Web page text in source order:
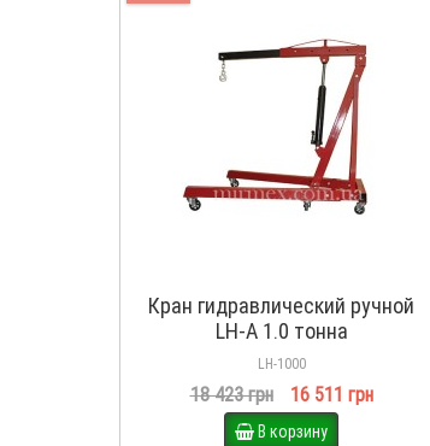
Кран гидравлический ручной
LH-A 1.0 тонна
LH-1000
18 423 грн 16 511 грн
В корзину